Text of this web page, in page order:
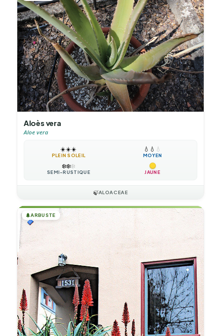
Aloès vera
Aloe vera
☀️☀️☀️
PLEIN SOLEIL
💧 💧 💧
MOYEN
❄️❄️❄️
SEMI-RUSTIQUE JAUNE
🍃ALOACEAE
🌲ARBUSTE